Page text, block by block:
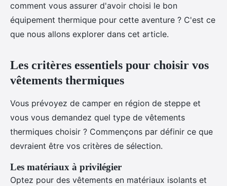
comment vous assurer d'avoir choisi le bon
équipement thermique pour cette aventure ? C'est ce
que nous allons explorer dans cet article.
Les critères essentiels pour choisir vos
vêtements thermiques
Vous prévoyez de camper en région de steppe et
vous vous demandez quel type de vêtements
thermiques choisir ? Commençons par définir ce que
devraient être vos critères de sélection.
Les matériaux à privilégier
Optez pour des vêtements en matériaux isolants et